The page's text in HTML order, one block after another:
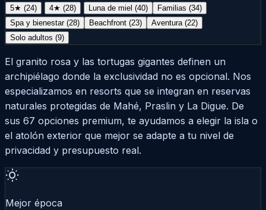
5★ (24)
4★ (28) Luna de miel (40)
Familias (34)
Spa y bienestar (28)
Beachfront (23)
Aventura (22)
Solo adultos (9)
El granito rosa y las tortugas gigantes definen un
archipiélago donde la exclusividad no es opcional. Nos
especializamos en resorts que se integran en reservas
naturales protegidas de Mahé, Praslin y La Digue. De
sus 67 opciones premium, te ayudamos a elegir la isla o
el atolón exterior que mejor se adapte a tu nivel de
privacidad y presupuesto real.
wb_sunny
Mejor época